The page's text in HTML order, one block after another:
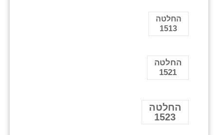
החלטה
1513
החלטה
1521
החלטה
1523